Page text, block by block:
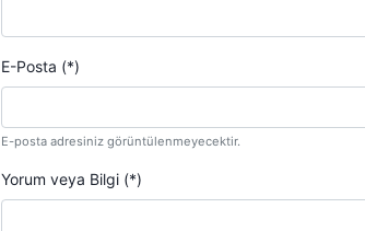
E-Posta (*)
E-posta adresiniz görüntülenmeyecektir.
Yorum veya Bilgi (*)